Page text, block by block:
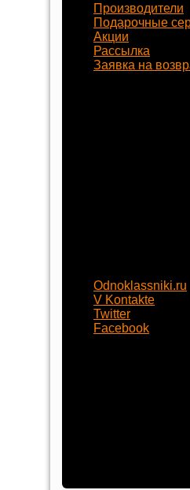
Производители
Подарочные
Акции
Рассылка
Заявка на
Odnoklassniki.ru
V Kontakte
Twitter
Facebook